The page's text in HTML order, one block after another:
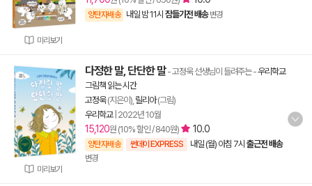
미리보기
양탄자배송 내일 밤 11시 잠들기전 배송 변경
미리보기
다정한 말, 단단한 말- 고정욱 선생님이 들려주는-우리학교
그림책 읽는 시간
고정욱(지은이), 릴리아(그림)
우리학교| 2022년 10월
15,120원 (10% 할인 / 840원) 10.0
양탄자배송 썬데이 EXPRESS 내일 (월) 아침 7시 출근전 배송
변경